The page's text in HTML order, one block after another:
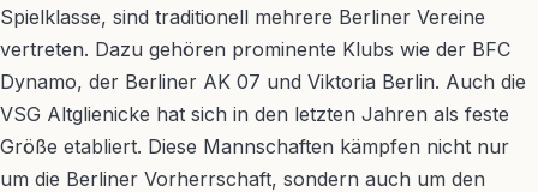
Spielklasse, sind traditionell mehrere Berliner Vereine
vertreten. Dazu gehören prominente Klubs wie der BFC
Dynamo, der Berliner AK 07 und Viktoria Berlin. Auch die
VSG Altglienicke hat sich in den letzten Jahren als feste
Größe etabliert. Diese Mannschaften kämpfen nicht nur
um die Berliner Vorherrschaft, sondern auch um den